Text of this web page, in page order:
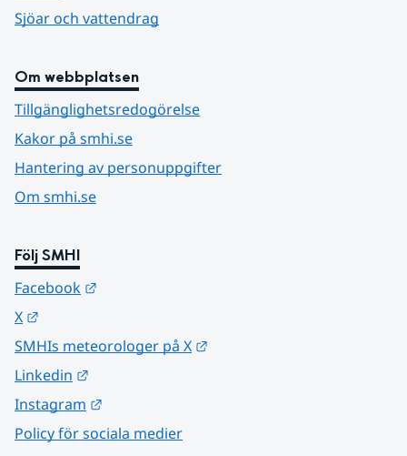
Sjöar och vattendrag
Om webbplatsen
Tillgänglighetsredogörelse
Kakor på smhi.se
Hantering av personuppgifter
Om smhi.se
Följ SMHI
Facebook
X
SMHIs meteorologer på X
Linkedin
Instagram
Policy för sociala medier